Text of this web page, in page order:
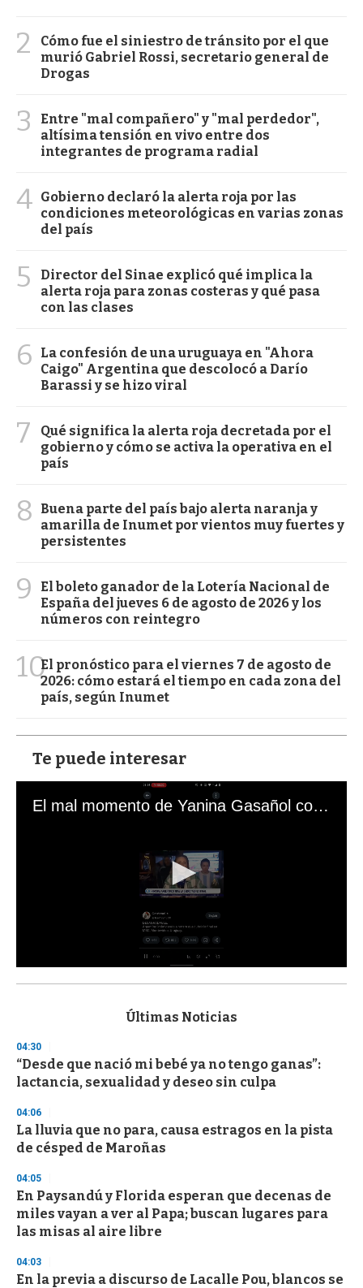
2
Cómo fue el siniestro de tránsito por el que
murió Gabriel Rossi, secretario general de
Drogas
3
Entre "mal compañero" y "mal perdedor",
altísima tensión en vivo entre dos
integrantes de programa radial
4 Gobierno declaró la alerta roja por las
condiciones meteorológicas en varias zonas
del país
5
Director del Sinae explicó qué implica la
alerta roja para zonas costeras y qué pasa
con las clases
6
La confesión de una uruguaya en "Ahora
Caigo" Argentina que descolocó a Darío
Barassi y se hizo viral
7
Qué significa la alerta roja decretada por el
gobierno y cómo se activa la operativa en el
país
8
Buena parte del país bajo alerta naranja y
amarilla de Inumet por vientos muy fuertes y
persistentes
9
El boleto ganador de la Lotería Nacional de
España del jueves 6 de agosto de 2026 y los
números con reintegro
10El pronóstico para el viernes 7 de agosto de
2026: cómo estará el tiempo en cada zona del
país, según Inumet
Te puede interesar
El mal momento de Yanina Gasañol con un hincha argentino en "Subrayado"
s
d
s
o
f
3
s
e
c
n
d
Últimas Noticias
04:30
“Desde que nació mi bebé ya no tengo ganas”:
lactancia, sexualidad y deseo sin culpa
04:06
La lluvia que no para, causa estragos en la pista
de césped de Maroñas
04:05
En Paysandú y Florida esperan que decenas de
miles vayan a ver al Papa; buscan lugares para
las misas al aire libre
04:03
En la previa a discurso de Lacalle Pou, blancos se